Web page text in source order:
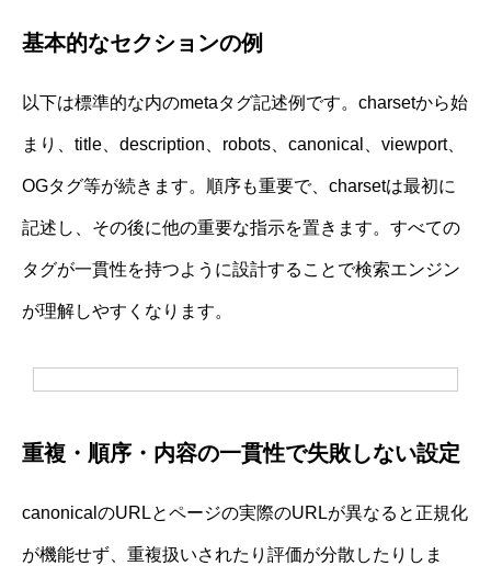
基本的なセクションの例
以下は標準的な内のmetaタグ記述例です。charsetから始
まり、title、description、robots、canonical、viewport、
OGタグ等が続きます。順序も重要で、charsetは最初に
記述し、その後に他の重要な指示を置きます。すべての
タグが一貫性を持つように設計することで検索エンジン
が理解しやすくなります。
重複・順序・内容の一貫性で失敗しない設定
canonicalのURLとページの実際のURLが異なると正規化
が機能せず、重複扱いされたり評価が分散したりしま